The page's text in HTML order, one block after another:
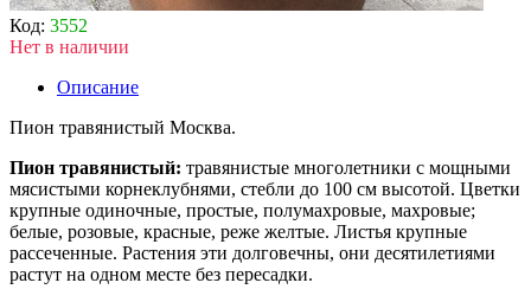
Код: 3552
Нет в наличии
Описание
Пион травянистый Москва.
Пион травянистый: травянистые многолетники с мощными
мясистыми корнеклубнями, стебли до 100 см высотой. Цветки
крупные одиночные, простые, полумахровые, махровые;
белые, розовые, красные, реже желтые. Листья крупные
рассеченные. Растения эти долговечны, они десятилетиями
растут на одном месте без пересадки.